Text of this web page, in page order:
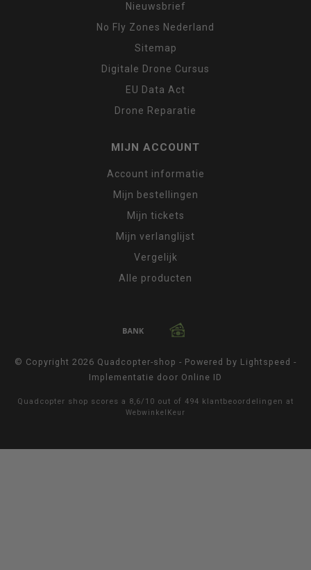
Nieuwsbrief
No Fly Zones Nederland
Sitemap
Digitale Drone Cursus
EU Data Act
Drone Reparatie
MIJN ACCOUNT
Account informatie
Mijn bestellingen
Mijn tickets
Mijn verlanglijst
Vergelijk
Alle producten
© Copyright 2026 Quadcopter-shop - Powered by Lightspeed -
Implementatie door Online ID
Quadcopter shop scores a 8,6/ 10 out of 494 klantbeoordelingen at
WebwinkelKeur